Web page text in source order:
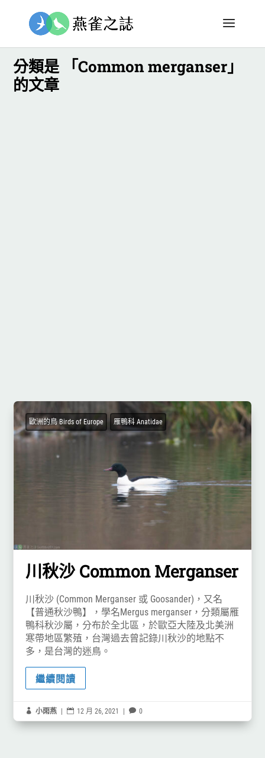
分類是 「Common merganser」
的文章
歐洲的鳥 Birds of Europe 雁鴨科 Anatidae
川秋沙 Common Merganser
川秋沙 (Common Merganser 或 Goosander)，又名
【普通秋沙鴨】，學名Mergus merganser，分類屬雁
鴨科秋沙屬，分布於全北區，於歐亞大陸及北美洲
寒帶地區繁殖，台灣過去曾記錄川秋沙的地點不
多，是台灣的迷鳥。
繼續閱讀
 小雨燕  12 月 26, 2021  0